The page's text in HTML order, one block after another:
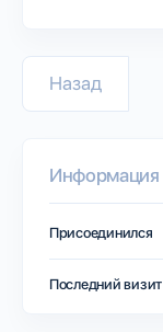
Назад
Информация
Присоединился
Последний визит